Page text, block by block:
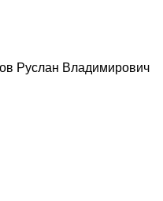
Руслан Владимирович